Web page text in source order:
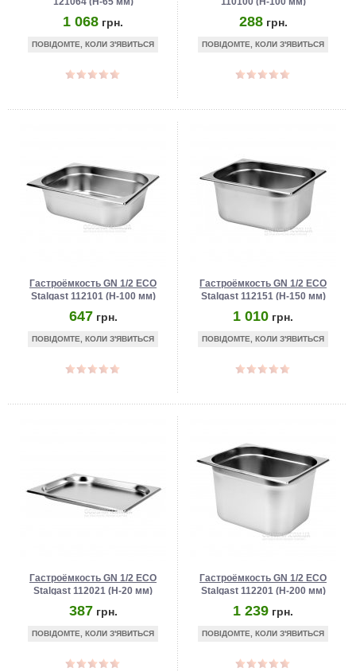
1 068 грн.
ПОВІДОМТЕ, КОЛИ З'ЯВИТЬСЯ
288 грн.
ПОВІДОМТЕ, КОЛИ З'ЯВИТЬСЯ
Гастроёмкость GN 1/2 ECO
Stalgast 112101 (Н-100 мм)
647 грн.
ПОВІДОМТЕ, КОЛИ З'ЯВИТЬСЯ
Гастроёмкость GN 1/2 ECO
Stalgast 112151 (Н-150 мм)
1 010 грн.
ПОВІДОМТЕ, КОЛИ З'ЯВИТЬСЯ
Гастроёмкость GN 1/2 ECO
Stalgast 112021 (Н-20 мм)
387 грн.
ПОВІДОМТЕ, КОЛИ З'ЯВИТЬСЯ
Гастроёмкость GN 1/2 ECO
Stalgast 112201 (Н-200 мм)
1 239 грн.
ПОВІДОМТЕ, КОЛИ З'ЯВИТЬСЯ